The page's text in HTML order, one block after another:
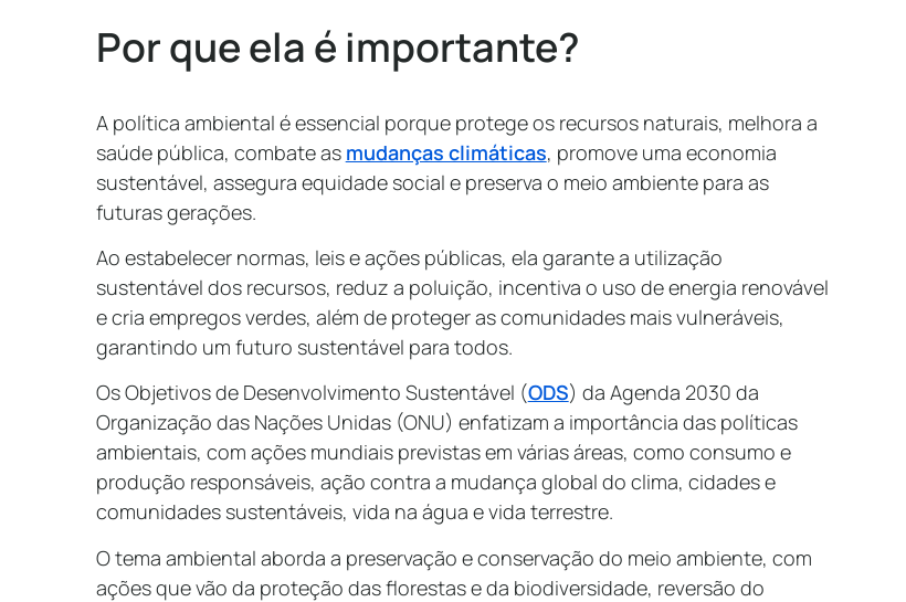
Por que ela é importante?
A política ambiental é essencial porque protege os recursos naturais, melhora a
saúde pública, combate as mudanças climáticas, promove uma economia
sustentável, assegura equidade social e preserva o meio ambiente para as
futuras gerações.
Ao estabelecer normas, leis e ações públicas, ela garante a utilização
sustentável dos recursos, reduz a poluição, incentiva o uso de energia renovável
e cria empregos verdes, além de proteger as comunidades mais vulneráveis,
garantindo um futuro sustentável para todos.
Os Objetivos de Desenvolvimento Sustentável (ODS) da Agenda 2030 da
Organização das Nações Unidas (ONU) enfatizam a importância das políticas
ambientais, com ações mundiais previstas em várias áreas, como consumo e
produção responsáveis, ação contra a mudança global do clima, cidades e
comunidades sustentáveis, vida na água e vida terrestre.
O tema ambiental aborda a preservação e conservação do meio ambiente, com
ações que vão da proteção das florestas e da biodiversidade, reversão do